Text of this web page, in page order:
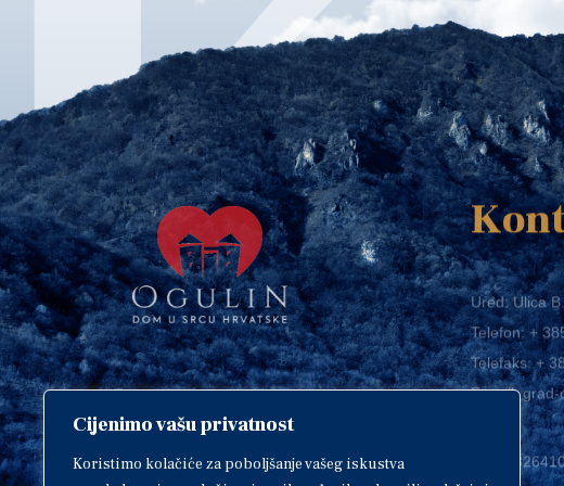
Cijenimo vašu privatnost
Koristimo kolačiće za poboljšanje vašeg iskustva
Copyright © 2018. Grad Ogulin,
sva prava pridržana.
Ured: Ulica
Telefon:+
Telefaks:+
E-mail:grad-
OIB:
IBAN: